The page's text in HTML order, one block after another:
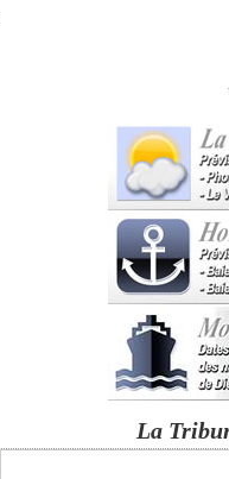
La